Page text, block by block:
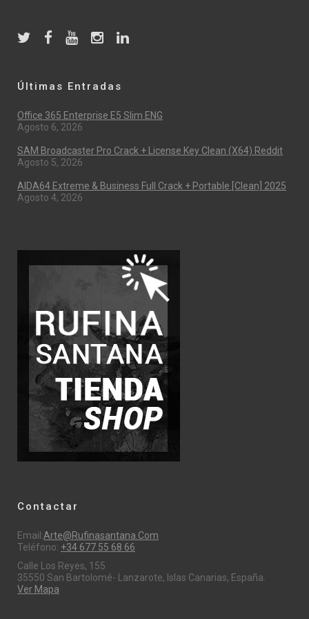
Últimas Entradas
Office 365 Enterprise E5 Slim ENG
Agosto 6, 2026
SAM Broadcaster Pro Crack + License Key Clean (x64) Reddit
Agosto 5, 2026
AIDA64 Extreme & Business Full Crack + Portable [Clean] 2025
Agosto 4, 2026
Contactar
Email:Arte@rufinasantana.com
Teléfono: +34 677 55 68 66
Calle Los Reyes, 155
35550 San Bartolomé- Lanzarote, Islas Canarias, España.
Ver Mapa